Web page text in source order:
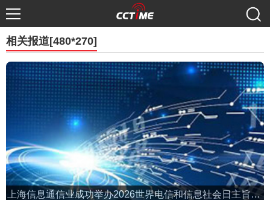
相关报道[480*270]
上海信息通信业成功举办2026世界电信和信息社会日主旨活动